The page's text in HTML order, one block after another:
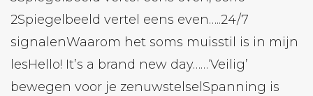
2Spiegelbeeld vertel eens even…..24/7
signalenWaarom het soms muisstil is in mijn
lesHello! It’s a brand new day……‘Veilig’
bewegen voor je zenuwstelselSpanning is